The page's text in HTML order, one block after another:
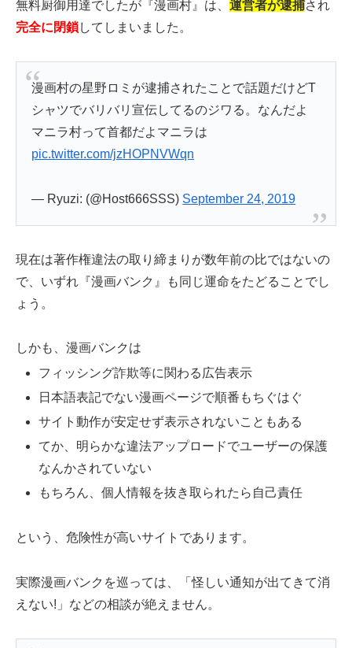
無料厨御用達でしたが『漫画村』は、 運営者が逮捕され
完全に閉鎖してしまいました。
漫画村の星野ロミが逮捕されたことで話題だけどT
シャツでバリバリ宣伝してるのジワる。なんだよ
マニラ村って首都だよマニラは
pic.twitter.com/jzHOPNVWqn
— Ryuzi: (@Host666SSS) September 24, 2019
現在は著作権違法の取り締まりが数年前の比ではないの
で、いずれ『漫画バンク』も同じ運命をたどることでし
ょう。
しかも、漫画バンクは
フィッシング詐欺等に関わる広告表示
日本語表記でない漫画ページで順番もちぐはぐ
サイト動作が安定せず表示されないこともある
てか、明らかな違法アップロードでユーザーの保護
なんかされていない
もちろん、個人情報を抜き取られたら自己責任
という、危険性が高いサイトであります。
実際漫画バンクを巡っては、「怪しい通知が出てきて消
えない!」などの相談が絶えません。